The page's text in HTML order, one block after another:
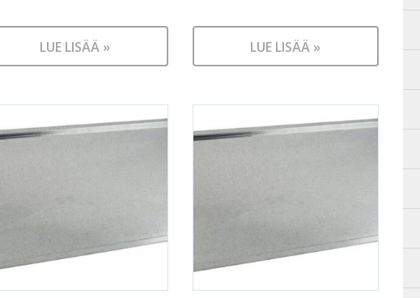
LUE LISÄÄ » LUE LISÄÄ »